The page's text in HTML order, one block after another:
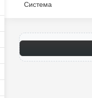
Система